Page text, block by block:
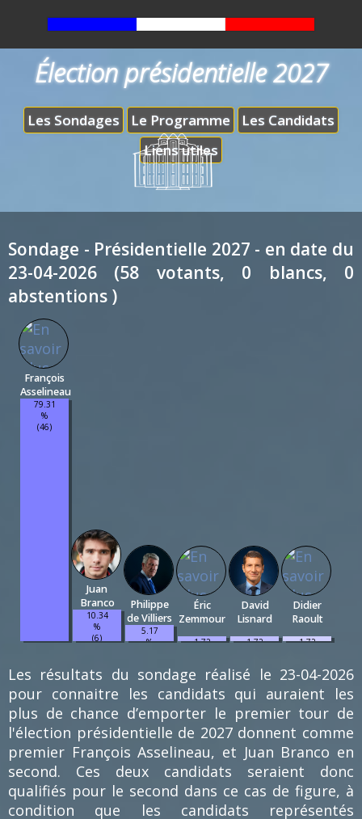
Les Sondages Le Programme
Les Candidats
Liens utiles
Élection présidentielle 2027
Sondage - Présidentielle 2027 - en date du
23-04-2026 (58 votants, 0 blancs, 0
abstentions )
François
Asselineau
79.31
%
(46)
Juan
Branco
10.34
%
(6)
Philippe
de Villiers
5.17
%
Éric
Zemmour
1.72
David
Lisnard
1.72
Didier
Raoult
1.72
Les résultats du sondage réalisé le 23-04-2026
pour connaitre les candidats qui auraient les
plus de chance d’emporter le premier tour de
l'élection présidentielle de 2027 donnent comme
premier François Asselineau, et Juan Branco en
second. Ces deux candidats seraient donc
qualifiés pour le second dans ce cas de figure, à
condition que les candidats représentés